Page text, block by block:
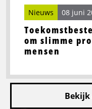
om slimme
mensen
Nieuws 08 juni